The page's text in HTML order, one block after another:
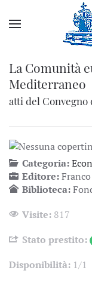
La Comunità
Mediterraneo
atti del Convegno
Categoria:
Editore:
Biblioteca:
Visite: 817
Stato prestito:
Disponibilità: 1/1